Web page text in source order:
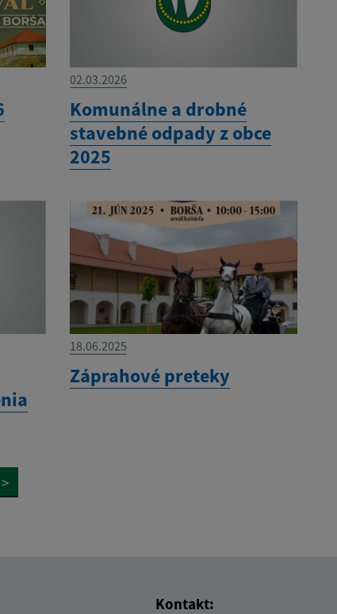
02.03.2026
Komunálne a drobné
stavebné odpady z obce
2025
18.06.2025
Záprahové preteky
>
Kontakt: